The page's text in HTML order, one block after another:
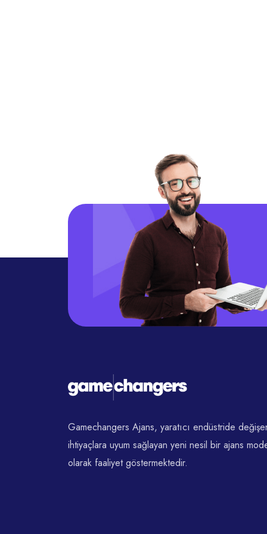
Gamechangers Ajans, yaratıcı endüstride
ihtiyaçlara uyum sağlayan yeni nesil bir ajans
olarak faaliyet göstermektedir.